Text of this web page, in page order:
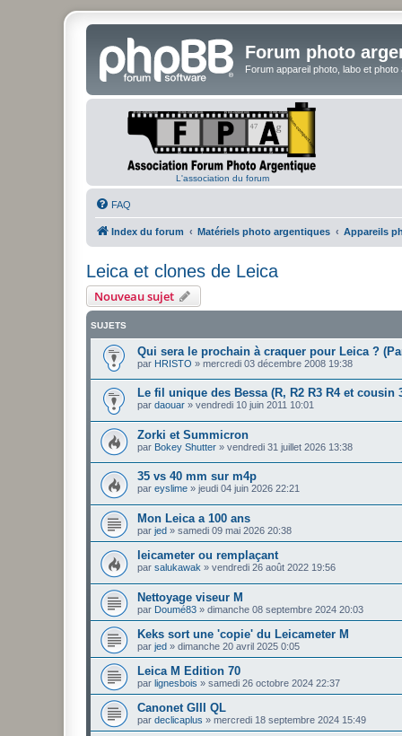
Forum photo
Forum appareil photo, labo et photo
L'association du forum
FAQ
Index du forum Matériels photo argentiques Appareils
Leica et clones de Leica
Nouveau sujet
SUJETS
Qui sera le prochain à craquer pour Leica ?
par HRISTO » mercredi 03 décembre 2008 19:38
Le fil unique des Bessa (R, R2 R3 R4 et cousin
par daouar » vendredi 10 juin 2011 10:01
Zorki et Summicron
par Bokey Shutter » vendredi 31 juillet 2026 13:38
35 vs 40 mm sur m4p
par eyslime » jeudi 04 juin 2026 22:21
Mon Leica a 100 ans
par jed » samedi 09 mai 2026 20:38
leicameter ou remplaçant
par salukawak » vendredi 26 août 2022 19:56
Nettoyage viseur M
par Doumé83 » dimanche 08 septembre 2024 20:03
Keks sort une 'copie' du Leicameter M
par jed » dimanche 20 avril 2025 0:05
Leica M Edition 70
par lignesbois » samedi 26 octobre 2024 22:37
Canonet GIII QL
par declicaplus » mercredi 18 septembre 2024 15:49